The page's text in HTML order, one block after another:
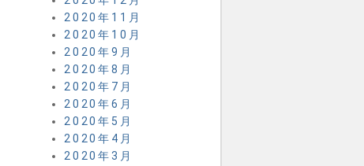
2020年11月
2020年10月
2020年9月
2020年8月
2020年7月
2020年6月
2020年5月
2020年4月
2020年3月